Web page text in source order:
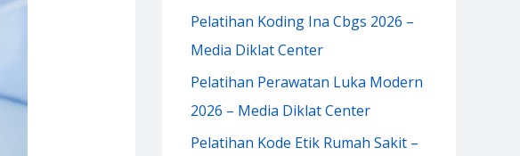
Pelatihan Koding Ina Cbgs 2026 –
Media Diklat Center
Pelatihan Perawatan Luka Modern
2026 – Media Diklat Center
Pelatihan Kode Etik Rumah Sakit –